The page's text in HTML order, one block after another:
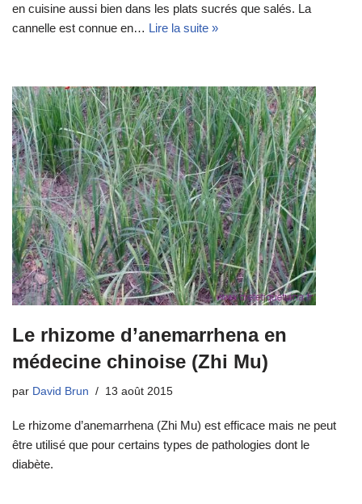
en cuisine aussi bien dans les plats sucrés que salés. La
cannelle est connue en… Lire la suite »
Le rhizome d’anemarrhena en
médecine chinoise (Zhi Mu)
par David Brun 13 août 2015
Le rhizome d’anemarrhena (Zhi Mu) est efficace mais ne peut
être utilisé que pour certains types de pathologies dont le
diabète.